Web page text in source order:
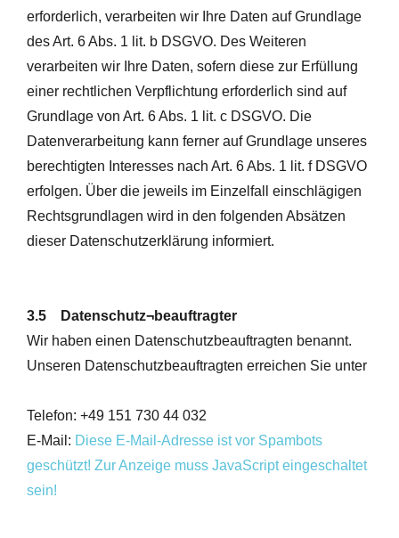
erforderlich, verarbeiten wir Ihre Daten auf Grundlage
des Art. 6 Abs. 1 lit. b DSGVO. Des Weiteren
verarbeiten wir Ihre Daten, sofern diese zur Erfüllung
einer rechtlichen Verpflichtung erforderlich sind auf
Grundlage von Art. 6 Abs. 1 lit. c DSGVO. Die
Datenverarbeitung kann ferner auf Grundlage unseres
berechtigten Interesses nach Art. 6 Abs. 1 lit. f DSGVO
erfolgen. Über die jeweils im Einzelfall einschlägigen
Rechtsgrundlagen wird in den folgenden Absätzen
dieser Datenschutzerklärung informiert.
3.5 Datenschutz¬beauftragter
Wir haben einen Datenschutzbeauftragten benannt.
Unseren Datenschutzbeauftragten erreichen Sie unter
Telefon: +49 151 730 44 032
E-Mail: Diese E-Mail-Adresse ist vor Spambots
geschützt! Zur Anzeige muss JavaScript eingeschaltet
sein!